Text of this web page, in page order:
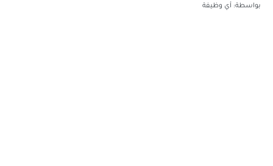
بواسطة: أي وظيفة